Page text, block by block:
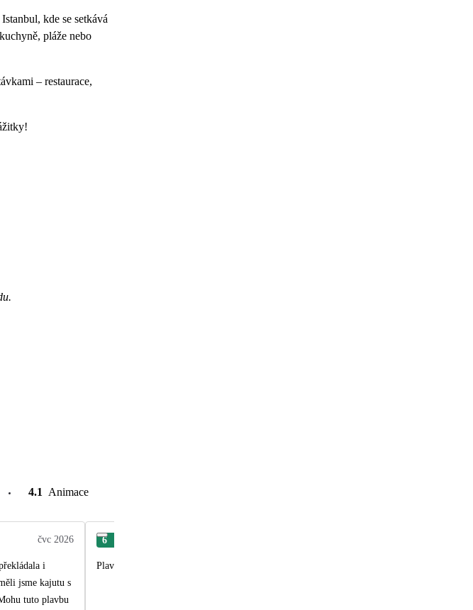
kde se setkává
pláže nebo
– restaurace,
4.1 Animace
čvc 2026
i
tuto plavbu
6
Plavba lodí je velice zajímavý "druh dovolené". Splnil naše očekávání, někdy i předčil, bylo